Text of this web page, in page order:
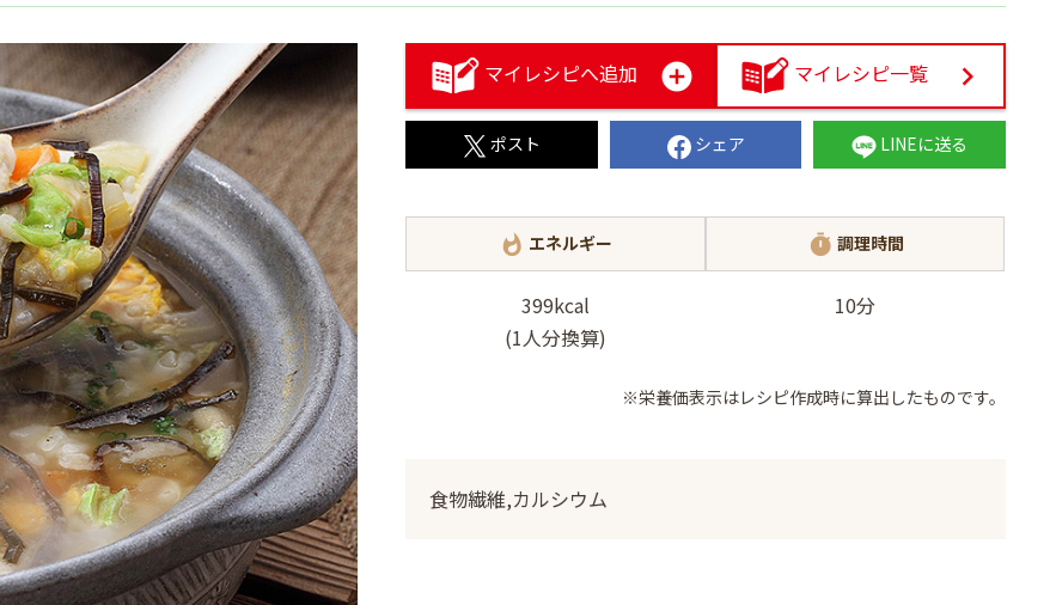
マイレシピへ追加 マイレシピ一覧
ポスト シェア LINEに送る
whatshot エネルギー
399kcal
(1人分換算)
timer 調理時間
10分
※栄養価表示はレシピ作成時に算出したものです。
食物繊維,カルシウム